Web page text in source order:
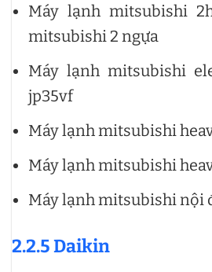
Máy lạnh mitsubishi
mitsubishi 2 ngựa
Máy lạnh mitsubishi
jp35vf
Máy lạnh mitsubishi
Máy lạnh mitsubishi
Máy lạnh mitsubishi nội
2.2.5 Daikin